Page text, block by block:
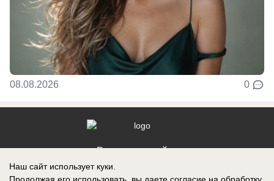
08.08.2026 0
Реклама на сайте
Наш сайт использует куки.